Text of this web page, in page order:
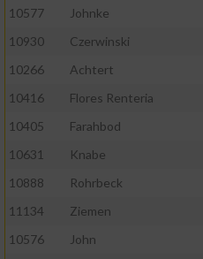
10577
Johnke
10930
Czerwinski
10266
Achtert
10416
Flores Renteria
10405
Farahbod
10631
Knabe
10888
Rohrbeck
11134
Ziemen
10576
John